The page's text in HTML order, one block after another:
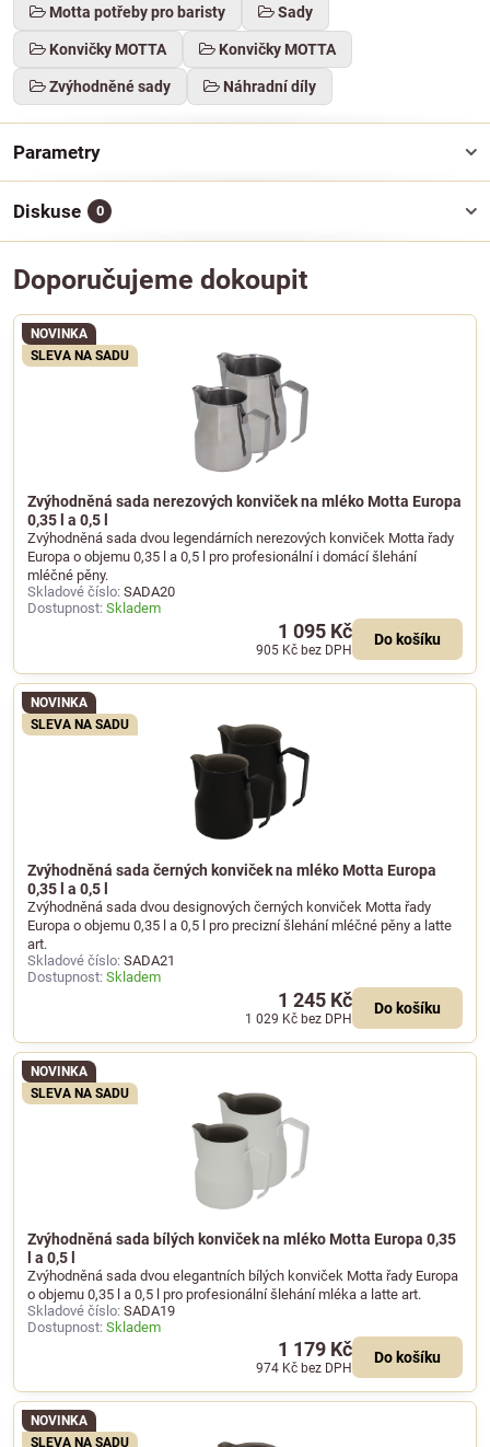
Motta potřeby pro baristy Sady
Konvičky MOTTA Konvičky MOTTA
Zvýhodněné sady Náhradní díly
Parametry
Diskuse 0
Doporučujeme dokoupit
Zvýhodněná sada nerezových konviček na mléko Motta Europa
0,35 l a 0,5 l
NOVINKA
SLEVA NA SADU
Zvýhodněná sada dvou legendárních nerezových konviček Motta řady
Europa o objemu 0,35 l a 0,5 l pro profesionální i domácí šlehání
mléčné pěny.
Skladové číslo: SADA20
Dostupnost: Skladem
1 095 Kč
905 Kč bez DPH
Do košíku
Zvýhodněná sada černých konviček na mléko Motta Europa
0,35 l a 0,5 l
NOVINKA
SLEVA NA SADU
Zvýhodněná sada dvou designových černých konviček Motta řady
Europa o objemu 0,35 l a 0,5 l pro precizní šlehání mléčné pěny a latte
art.
Skladové číslo: SADA21
Dostupnost: Skladem
1 245 Kč
1 029 Kč bez DPH
Do košíku
Zvýhodněná sada bílých konviček na mléko Motta Europa 0,35
l a 0,5 l
NOVINKA
SLEVA NA SADU
Zvýhodněná sada dvou elegantních bílých konviček Motta řady Europa
o objemu 0,35 l a 0,5 l pro profesionální šlehání mléka a latte art.
Skladové číslo: SADA19
Dostupnost: Skladem
1 179 Kč
974 Kč bez DPH
Do košíku
NOVINKA
SLEVA NA SADU